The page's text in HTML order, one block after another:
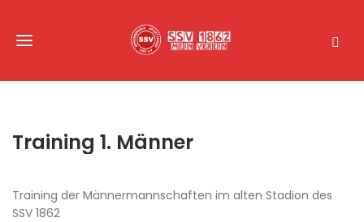
Training 1. Männer
Training der Männermannschaften im alten Stadion des
SSV 1862